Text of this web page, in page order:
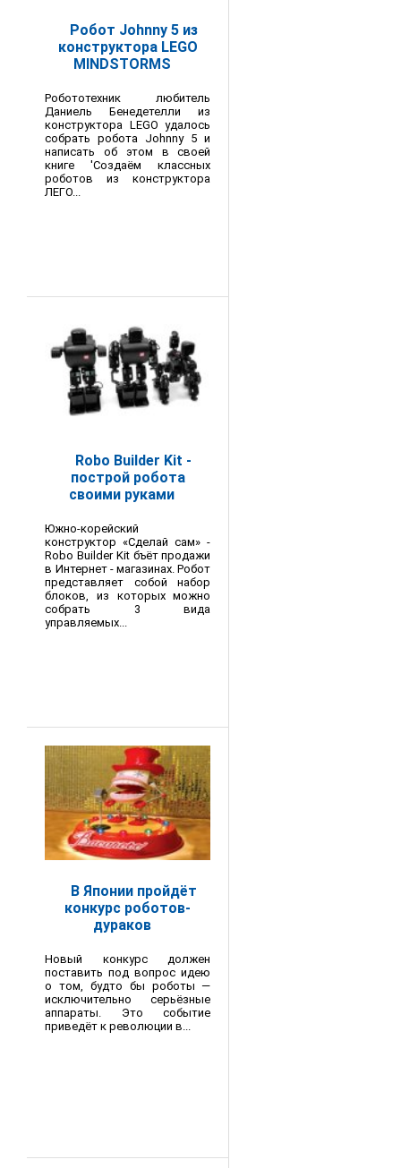
Робот Johnny 5 из
конструктора LEGO
MINDSTORMS
Робототехник любитель
Даниель Бенедетелли из
конструктора LEGO удалось
собрать робота Johnny 5 и
написать об этом в своей
книге 'Создаём классных
роботов из конструктора
ЛЕГО...
Robo Builder Kit -
построй робота
своими руками
Южно-корейский
конструктор «Сделай сам» -
Robo Builder Kit бъёт продажи
в Интернет - магазинах. Робот
представляет собой набор
блоков, из которых можно
собрать 3 вида
управляемых...
В Японии пройдёт
конкурс роботов-
дураков
Новый конкурс должен
поставить под вопрос идею
о том, будто бы роботы —
исключительно серьёзные
аппараты. Это событие
приведёт к революции в...